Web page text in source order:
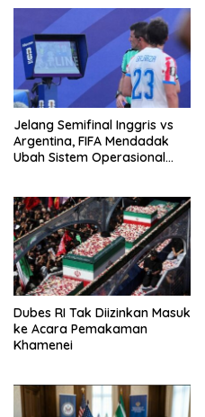
Jelang Semifinal Inggris vs
Argentina, FIFA Mendadak
Ubah Sistem Operasional
Dubes RI Tak Diizinkan Masuk
ke Acara Pemakaman
Khamenei